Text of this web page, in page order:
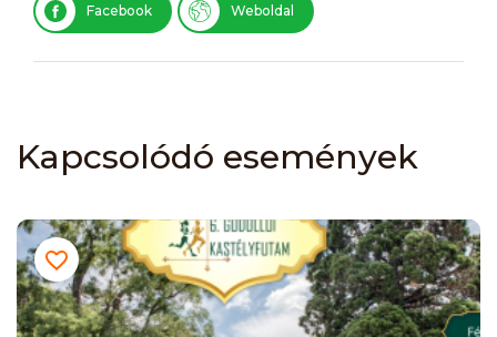
Facebook Weboldal
Kapcsolódó események